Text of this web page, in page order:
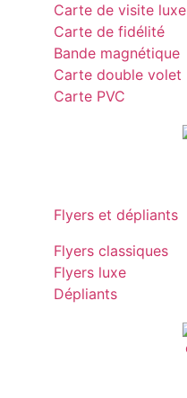
Carte de visite luxe
Carte de fidélité
Bande magnétique
Carte double volet
Carte PVC
Flyers et dépliants
Flyers classiques
Flyers luxe
Dépliants